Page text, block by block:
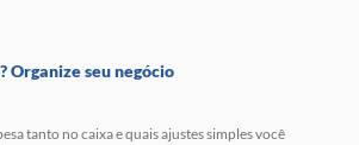
Organize seu negócio
tanto no caixa e quais ajustes simples você